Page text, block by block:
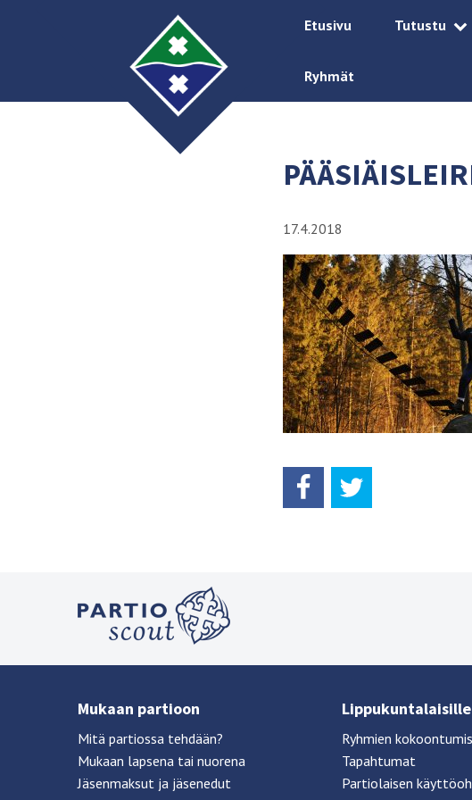
Etusivu Tutustu
Ryhmät
17.4.2018
Mukaan partioon
Mitä partiossa tehdään?
Mukaan lapsena tai nuorena
Jäsenmaksut ja jäsenedut
Lippukuntalaisille
Ryhmien
Tapahtumat
Partiolaisen